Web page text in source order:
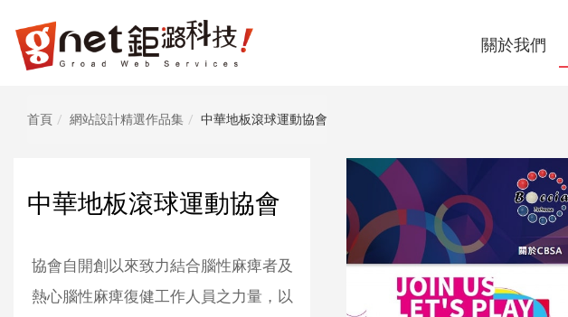
頁
設
關於我們
公司簡介
首頁 網站設計精選作品集 中華地板滾球運動協會
中華地板滾球運動協會
協會自開創以來致力結合腦性麻痺者及
熱心腦性麻痺復健工作人員之力量，以